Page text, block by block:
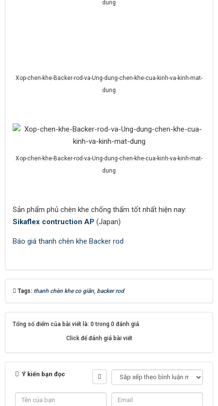
dung
Xop-chen-khe-Backer-rod-va-Ung-dung-chen-khe-cua-kinh-va-kinh-mat-
dung
Xop-chen-khe-Backer-rod-va-Ung-dung-chen-khe-cua-kinh-va-kinh-mat-
dung
Sản phẩm phủ chèn khe chống thấm tốt nhất hiện nay:
Sikaflex contruction AP (Japan)
Báo giá thanh chèn khe Backer rod
Tags: thanh chèn khe co giãn, backer rod
Tổng số điểm của bài viết là: 0 trong 0 đánh giá
Click để đánh giá bài viết
Ý kiến bạn đọc